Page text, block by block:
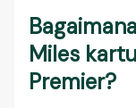
Miles
Premier?